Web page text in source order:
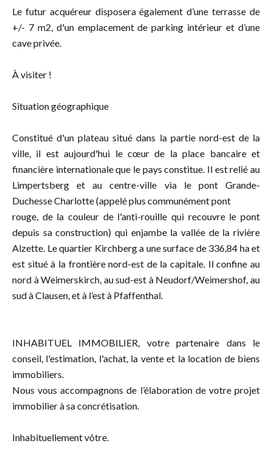
Le futur acquéreur disposera également d’une terrasse de
+/- 7 m2, d'un emplacement de parking intérieur et d’une
cave privée.
À visiter !
Situation géographique
Constitué d'un plateau situé dans la partie nord-est de la
ville, il est aujourd'hui le cœur de la place bancaire et
financière internationale que le pays constitue. Il est relié au
Limpertsberg et au centre-ville via le pont Grande-
Duchesse Charlotte (appelé plus communément pont
rouge, de la couleur de l'anti-rouille qui recouvre le pont
depuis sa construction) qui enjambe la vallée de la rivière
Alzette. Le quartier Kirchberg a une surface de 336,84 ha et
est situé à la frontière nord-est de la capitale. Il confine au
nord à Weimerskirch, au sud-est à Neudorf/Weimershof, au
sud à Clausen, et à l’est à Pfaffenthal.
INHABITUEL IMMOBILIER, votre partenaire dans le
conseil, l'estimation, l'achat, la vente et la location de biens
immobiliers.
Nous vous accompagnons de l’élaboration de votre projet
immobilier à sa concrétisation.
Inhabituellement vôtre.